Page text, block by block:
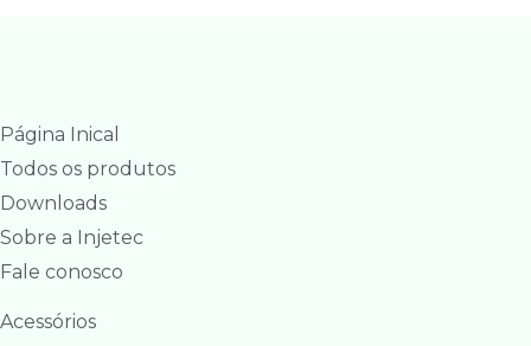
Página Inical
Todos os produtos
Downloads
Sobre a Injetec
Fale conosco
Acessórios